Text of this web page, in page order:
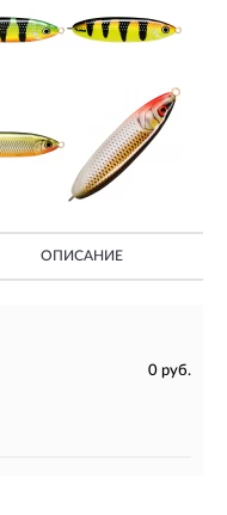
ОПИСАНИЕ
0 руб.